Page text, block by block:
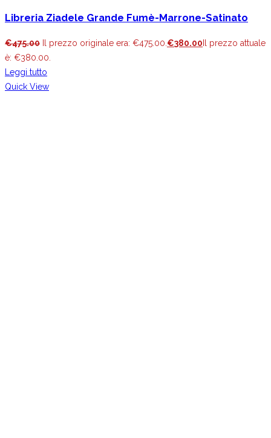
Libreria Ziadele Grande Fumè-Marrone-Satinato
€475.00 Il prezzo originale era: €475.00. €380.00Il prezzo attuale
è: €380.00.
Leggi tutto
Quick View